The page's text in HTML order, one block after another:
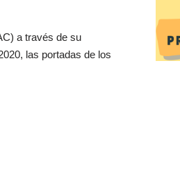
a través de su
las portadas de los